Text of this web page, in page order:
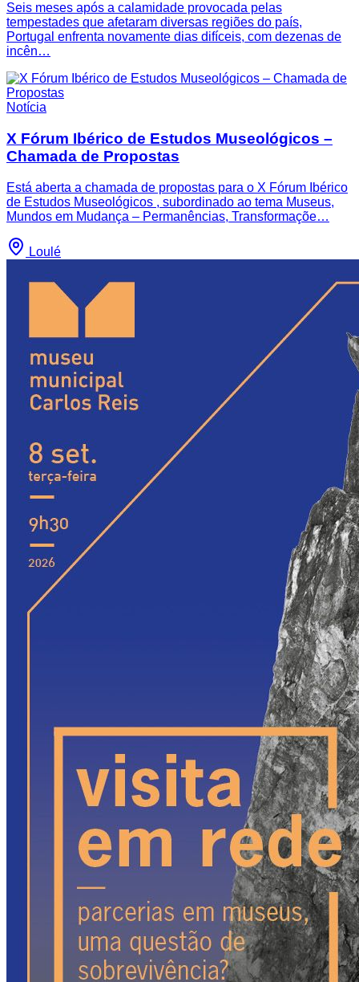
Seis meses após a calamidade provocada pelas
tempestades que afetaram diversas regiões do país,
Portugal enfrenta novamente dias difíceis, com dezenas de
incên…
Notícia
X Fórum Ibérico de Estudos Museológicos –
Chamada de Propostas
Está aberta a chamada de propostas para o X Fórum Ibérico
de Estudos Museológicos , subordinado ao tema Museus,
Mundos em Mudança – Permanências, Transformaçõe…
Loulé